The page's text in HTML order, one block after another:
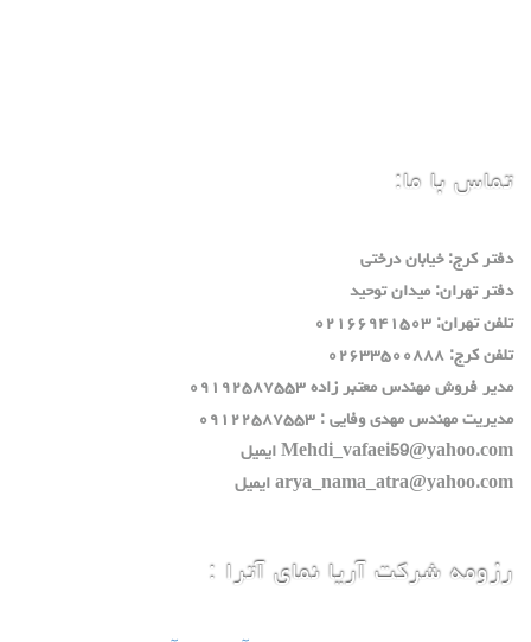
تماس با ما:
دفتر كرج: خيابان درختي
دفتر تهران: ميدان توحيد
تلفن تهران: ٠٢١٦٦٩٤١٥٠٣
تلفن كرج: ٠٢٦٣٣٥٠٠٨٨٨
مدير فروش مهندس معتبر زاده ٠٩١٩٢٥٨٧٥٥٣
مديريت مهندس مهدي وفايي : ٠٩١٢٢٥٨٧٥٥٣
Mehdi_vafaei59@yahoo.com ايميل
arya_nama_atra@yahoo.com ايميل
رزومه شرکت آریا نمای آترا :